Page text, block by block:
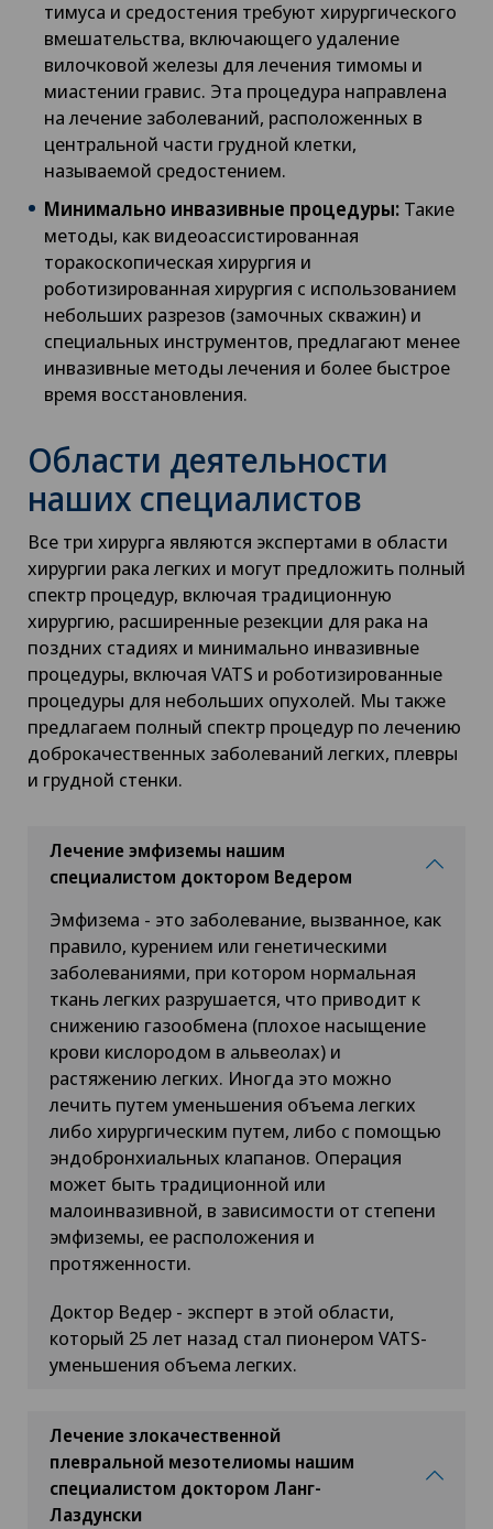
тимуса и средостения требуют хирургического
вмешательства, включающего удаление
вилочковой железы для лечения тимомы и
миастении гравис. Эта процедура направлена
на лечение заболеваний, расположенных в
центральной части грудной клетки,
называемой средостением.
Минимально инвазивные процедуры: Такие
методы, как видеоассистированная
торакоскопическая хирургия и
роботизированная хирургия с использованием
небольших разрезов (замочных скважин) и
специальных инструментов, предлагают менее
инвазивные методы лечения и более быстрое
время восстановления.
Области деятельности
наших специалистов
Все три хирурга являются экспертами в области
хирургии рака легких и могут предложить полный
спектр процедур, включая традиционную
хирургию, расширенные резекции для рака на
поздних стадиях и минимально инвазивные
процедуры, включая VATS и роботизированные
процедуры для небольших опухолей. Мы также
предлагаем полный спектр процедур по лечению
доброкачественных заболеваний легких, плевры
и грудной стенки.
Лечение эмфиземы нашим
специалистом доктором Ведером
Эмфизема - это заболевание, вызванное, как
правило, курением или генетическими
заболеваниями, при котором нормальная
ткань легких разрушается, что приводит к
снижению газообмена (плохое насыщение
крови кислородом в альвеолах) и
растяжению легких. Иногда это можно
лечить путем уменьшения объема легких
либо хирургическим путем, либо с помощью
эндобронхиальных клапанов. Операция
может быть традиционной или
малоинвазивной, в зависимости от степени
эмфиземы, ее расположения и
протяженности.
Доктор Ведер - эксперт в этой области,
который 25 лет назад стал пионером VATS-
уменьшения объема легких.
Лечение злокачественной
плевральной мезотелиомы нашим
специалистом доктором Ланг-
Лаздунски